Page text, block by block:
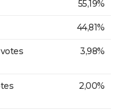
55,19%
44,81%
3,98%
2,00%